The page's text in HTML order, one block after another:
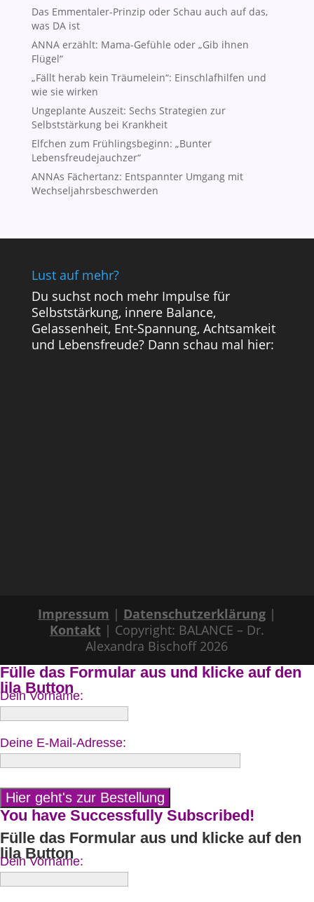
Das Emmentaler-Prinzip oder Schau auch auf das,
was DA ist
ANNA erzählt: Mama-Gefühle oder „Gib ihnen
Flügel“
„Fällt herab kein Träumelein“: Einschlafhilfen und
wie sie wirken
Ungeplante Auszeit: Sechs Strategien zur
Selbststärkung bei Krankheit
Elfchen zum Frühlingsbeginn: „Bunter
Lebensfreudejauchzer“
ANNAs Fächertanz: Entspannter Umgang mit
Wechseljahrsbeschwerden
Lust auf mehr?
Du suchst noch mehr Impulse für
Selbststärkung, innere Balance,
Gelassenheit, Ent-Spannung, Achtsamkeit
und Lebensfreude? Dann schau mal hier:
Impressum | Datenschutzerklärung|
Kontakt | Copyright: BALANCE – Dr.
Alexandra Bischoff 2026
Fülle das Formular aus und klicke auf den
lila Button
Dein Vorname:
Deine E-Mail-Adresse:
You have Successfully Subscribed!
Fülle das Formular aus und klicke auf den
lila Button
Dein Vorname: